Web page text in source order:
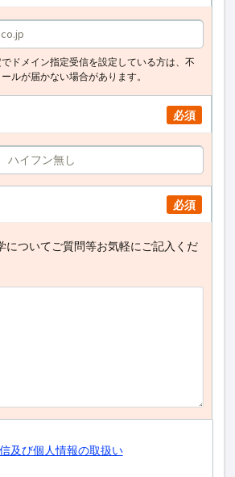
ドメイン指定受信を設定している方は、不
ルが届かない場合があります。
必須
必須
についてご質問等お気軽にご記入くだ
及び個人情報の取扱い